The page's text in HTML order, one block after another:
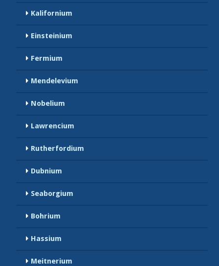
Kalifornium
Einsteinium
Fermium
Mendelevium
Nobelium
Lawrencium
Rutherfordium
Dubnium
Seaborgium
Bohrium
Hassium
Meitnerium